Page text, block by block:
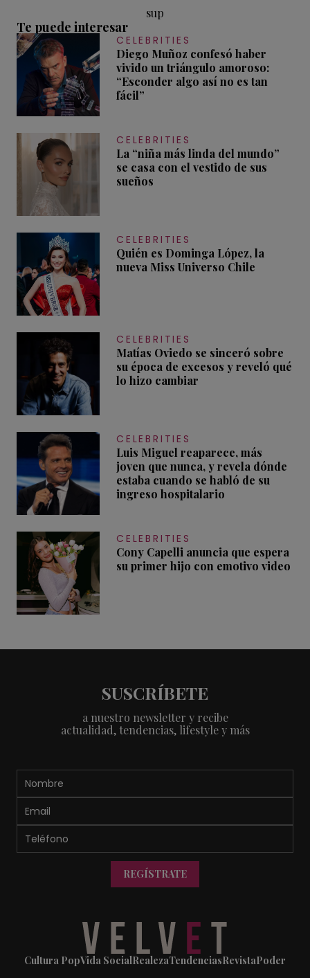
sup
Te puede interesar
CELEBRITIES
Diego Muñoz confesó haber
vivido un triángulo amoroso:
“Esconder algo así no es tan
fácil”
CELEBRITIES
La “niña más linda del mundo”
se casa con el vestido de sus
sueños
CELEBRITIES
Quién es Dominga López, la
nueva Miss Universo Chile
CELEBRITIES
Matías Oviedo se sinceró sobre
su época de excesos y reveló qué
lo hizo cambiar
CELEBRITIES
Luis Miguel reaparece, más
joven que nunca, y revela dónde
estaba cuando se habló de su
ingreso hospitalario
CELEBRITIES
Cony Capelli anuncia que espera
su primer hijo con emotivo video
SUSCRÍBETE
a nuestro newsletter y recibe
actualidad, tendencias, lifestyle y más
REGÍSTRATE
Cultura PopVida SocialRealezaTendenciasRevistaPoder